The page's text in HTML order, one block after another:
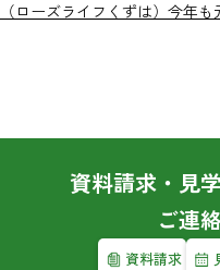
（ローズライフくずは）今年
資料請求・見
ご連
資料請求